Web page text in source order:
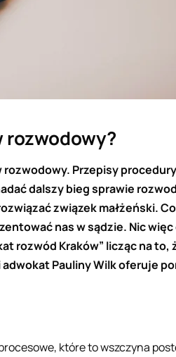
rozwodowy?
Przepisy
dalszy bieg sprawie
związek małżeński.
nas w sądzie. Nic
rozwód Kraków” licząc na to,
Pauliny Wilk oferuje
które to wszczyna